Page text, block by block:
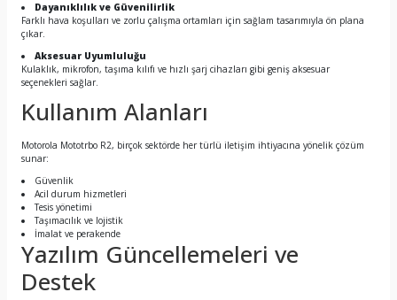
Dayanıklılık ve Güvenilirlik
Farklı hava koşulları ve zorlu çalışma ortamları için sağlam tasarımıyla ön plana
çıkar.
Aksesuar Uyumluluğu
Kulaklık, mikrofon, taşıma kılıfı ve hızlı şarj cihazları gibi geniş aksesuar
seçenekleri sağlar.
Kullanım Alanları
Motorola Mototrbo R2, birçok sektörde her türlü iletişim ihtiyacına yönelik çözüm
sunar:
Güvenlik
Acil durum hizmetleri
Tesis yönetimi
Taşımacılık ve lojistik
İmalat ve perakende
Yazılım Güncellemeleri ve
Destek